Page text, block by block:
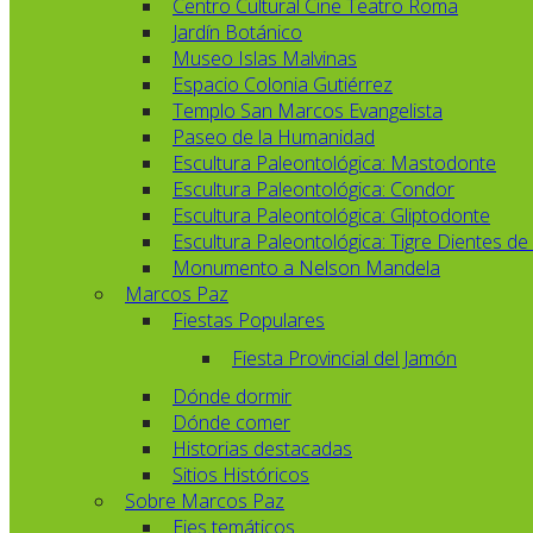
Centro Cultural Cine Teatro Roma
Jardín Botánico
Museo Islas Malvinas
Espacio Colonia Gutiérrez
Templo San Marcos Evangelista
Paseo de la Humanidad
Escultura Paleontológica: Mastodonte
Escultura Paleontológica: Condor
Escultura Paleontológica: Gliptodonte
Escultura Paleontológica: Tigre Dientes de
Monumento a Nelson Mandela
Marcos Paz
Fiestas Populares
Fiesta Provincial del Jamón
Dónde dormir
Dónde comer
Historias destacadas
Sitios Históricos
Sobre Marcos Paz
Ejes temáticos